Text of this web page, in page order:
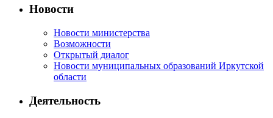
Новости
Новости министерства
Возможности
Открытый диалог
Новости муниципальных образований Иркутской
области
Деятельность